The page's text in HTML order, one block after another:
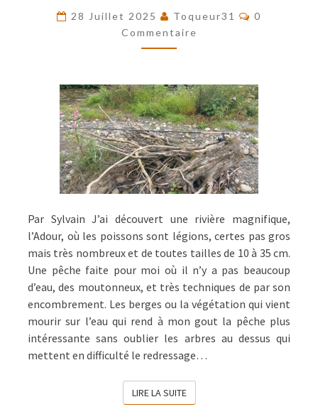
DERNIÈRES
SORTIES
28 Juillet 2025 Toqueur31
0
Commentaire
Par Sylvain J’ai découvert une rivière magnifique,
l’Adour, où les poissons sont légions, certes pas gros
mais très nombreux et de toutes tailles de 10 à 35 cm.
Une pêche faite pour moi où il n’y a pas beaucoup
d’eau, des moutonneux, et très techniques de par son
encombrement. Les berges ou la végétation qui vient
mourir sur l’eau qui rend à mon gout la pêche plus
intéressante sans oublier les arbres au dessus qui
mettent en difficulté le redressage…
LIRE LA SUITELIRE LA SUITE